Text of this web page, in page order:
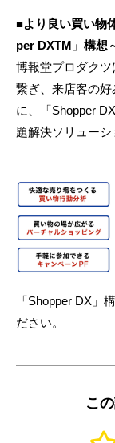
■より良い買い物
per DXTM」構想
博報堂プロダク
繋ぎ、来店客の
に、「Shopper
題解決ソリューシ
「Shopper DX」
ださい。
こ